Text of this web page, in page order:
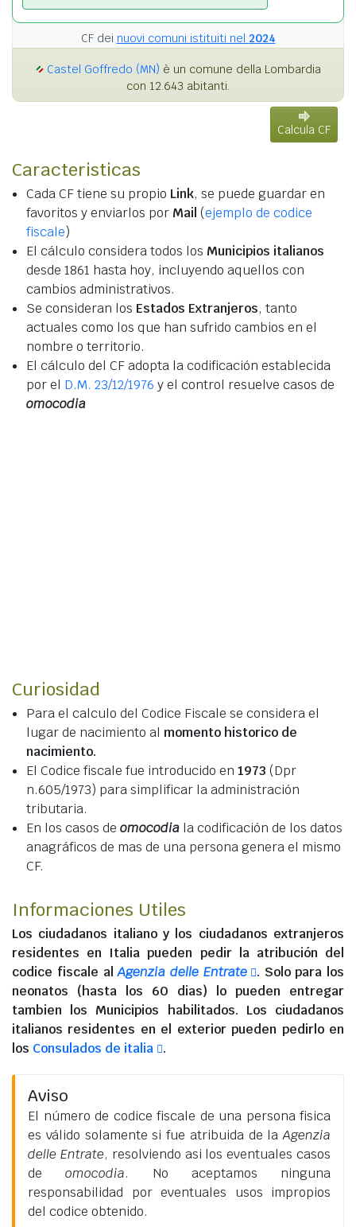
CF dei nuovi comuni istituiti nel 2024
Castel Goffredo (MN) è un comune della Lombardia
con 12.643 abitanti.
Calcula CF
Caracteristicas
Cada CF tiene su propio Link, se puede guardar en
favoritos y enviarlos por Mail (ejemplo de codice
fiscale)
El cálculo considera todos los Municipios italianos
desde 1861 hasta hoy, incluyendo aquellos con
cambios administrativos.
Se consideran los Estados Extranjeros, tanto
actuales como los que han sufrido cambios en el
nombre o territorio.
El cálculo del CF adopta la codificación establecida
por el D.M. 23/12/1976 y el control resuelve casos de
omocodia
Curiosidad
Para el calculo del Codice Fiscale se considera el
lugar de nacimiento al momento historico de
nacimiento.
El Codice fiscale fue introducido en 1973 (Dpr
n.605/1973) para simplificar la administración
tributaria.
En los casos de omocodia la codificación de los datos
anagráficos de mas de una persona genera el mismo
CF.
Informaciones Utiles
Los ciudadanos italianoy los ciudadanos extranjeros
residentes en Italia pueden pedir la atribución del
codice fiscale alAgenzia delle Entrate
. Solo para los
neonatos (hasta los 60 dias) lo pueden entregar
tambien los Municipios habilitados. Los ciudadanos
italianos residentes en el exteriorpueden pedirlo en
los Consulados de italia .
Aviso
El número de codice fiscale de una persona fisica
es válido solamente si fue atribuida de laAgenzia
delle Entrate, resolviendo asi los eventuales casos
deomocodia. No aceptamos ninguna
responsabilidad por eventuales usos impropios
del codice obtenido.